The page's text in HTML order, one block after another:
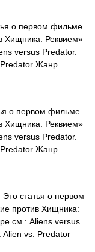
о первом фильме.
Хищника: Реквием»
versus Predator.
Predator Жанр
о первом фильме.
Хищника: Реквием»
versus Predator.
Predator Жанр
статья о первом
против Хищника:
см.: Aliens versus
Alien vs. Predator